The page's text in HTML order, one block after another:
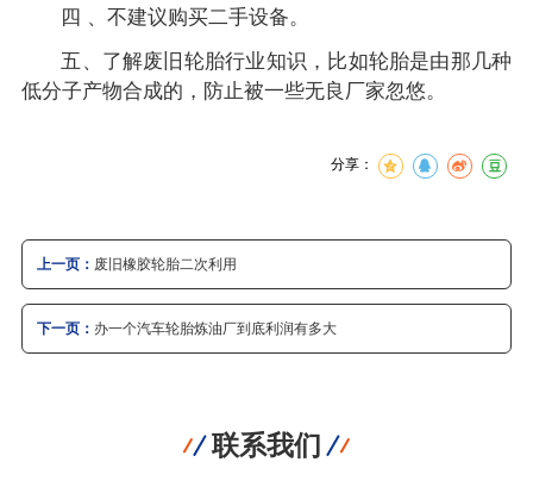
四 、不建议购买二手设备。
五、了解废旧轮胎行业知识，比如轮胎是由那几种
低分子产物合成的，防止被一些无良厂家忽悠。
分享：
上一页： 废旧橡胶轮胎二次利用
下一页： 办一个汽车轮胎炼油厂到底利润有多大
联系我们